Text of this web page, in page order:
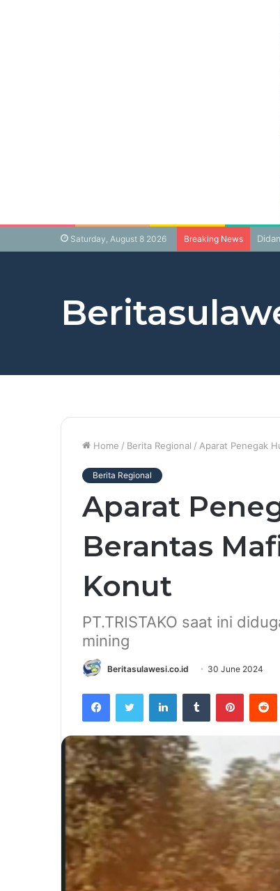
Saturday, August 8 2026 Breaking News
Home / Berita Regional / Aparat Penegak
Berita Regional
Aparat
Berantas
Konut
PT.TRISTAKO saat ini
mining
Beritasulawesi.co.id 30 June 2024